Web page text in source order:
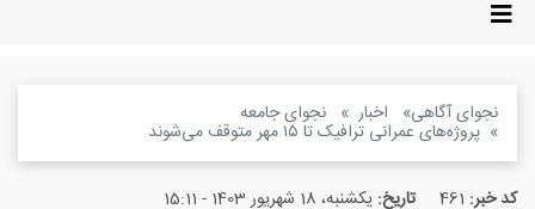
نجوای آگاهی اخبار نجوای جامعه
پروژه‌های عمرانی ترافیک تا ۱۵ مهر متوقف می‌شوند
کد خبر: 461 تاریخ: یکشنبه، 18 شهریور 1403 - 15:11